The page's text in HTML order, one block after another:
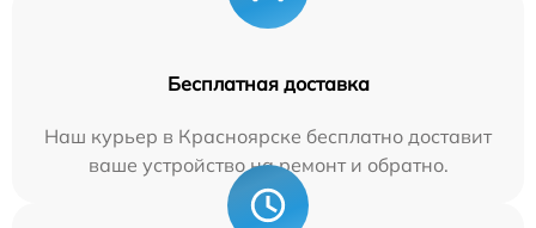
Бесплатная доставка
Наш курьер в Красноярске бесплатно доставит
ваше устройство на ремонт и обратно.